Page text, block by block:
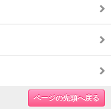
ページの先頭へ戻る